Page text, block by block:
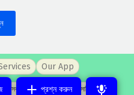
Our App
সবচেয়ে জনপ্রিয় প্রশ্নোত্তর সাইট
প্রশ্ন করুন